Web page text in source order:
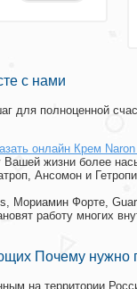
с нами
для полноценной
онлайн Крем
Вашей жизни более
Ансомон и
Мориамин Форте,
работу многих
Почему нужно
на территории